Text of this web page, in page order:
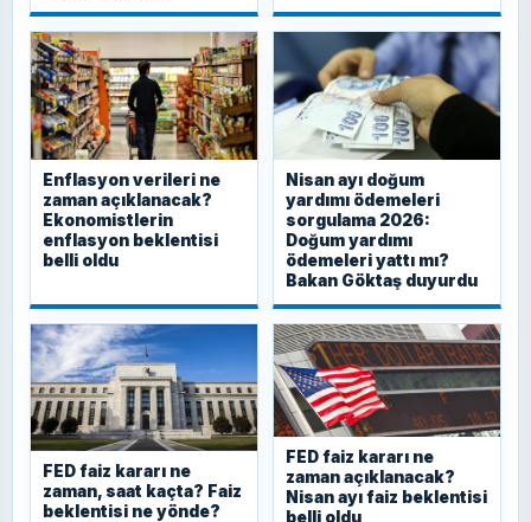
Enflasyon verileri ne
zaman açıklanacak?
Ekonomistlerin
enflasyon beklentisi
belli oldu
Nisan ayı doğum
yardımı ödemeleri
sorgulama 2026:
Doğum yardımı
ödemeleri yattı mı?
Bakan Göktaş duyurdu
FED faiz kararı ne
zaman, saat kaçta? Faiz
beklentisi ne yönde?
FED faiz kararı ne
zaman açıklanacak?
Nisan ayı faiz beklentisi
belli oldu